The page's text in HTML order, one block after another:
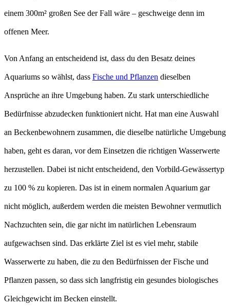
einem 300m² großen See der Fall wäre – geschweige denn im
offenen Meer.
Von Anfang an entscheidend ist, dass du den Besatz deines
Aquariums so wählst, dass Fische und Pflanzen dieselben
Ansprüche an ihre Umgebung haben. Zu stark unterschiedliche
Bedürfnisse abzudecken funktioniert nicht. Hat man eine Auswahl
an Beckenbewohnern zusammen, die dieselbe natürliche Umgebung
haben, geht es daran, vor dem Einsetzen die richtigen Wasserwerte
herzustellen. Dabei ist nicht entscheidend, den Vorbild-Gewässertyp
zu 100 % zu kopieren. Das ist in einem normalen Aquarium gar
nicht möglich, außerdem werden die meisten Bewohner vermutlich
Nachzuchten sein, die gar nicht im natürlichen Lebensraum
aufgewachsen sind. Das erklärte Ziel ist es viel mehr, stabile
Wasserwerte zu haben, die zu den Bedürfnissen der Fische und
Pflanzen passen, so dass sich langfristig ein gesundes biologisches
Gleichgewicht im Becken einstellt.